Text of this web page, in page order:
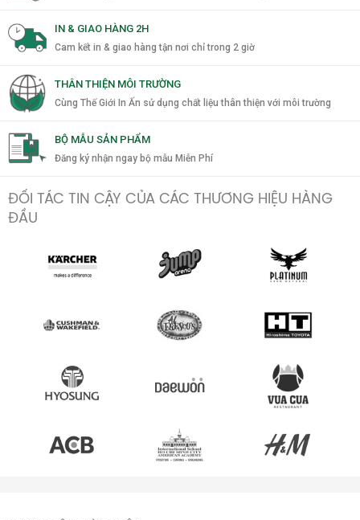
Cam kết in & giao hàng tận nơi chỉ trong 2 giờ
IN & GIAO HÀNG 2H
Cùng Thế Giới In Ấn sử dụng chất liệu thân thiện với môi trường
THÂN THIỆN MÔI TRƯỜNG
Đăng ký nhận ngay bộ mẫu Miễn Phí
BỘ MẪU SẢN PHẨM
ĐỐI TÁC TIN CẬY CỦA CÁC THƯƠNG HIỆU HÀNG
ĐẦU